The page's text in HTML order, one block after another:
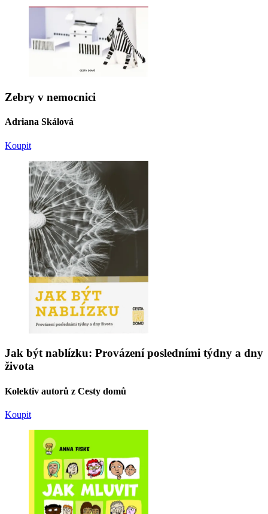
Zebry v nemocnici
Adriana Skálová
Koupit
Jak být nablízku: Provázení posledními týdny a dny
života
Kolektiv autorů z Cesty domů
Koupit